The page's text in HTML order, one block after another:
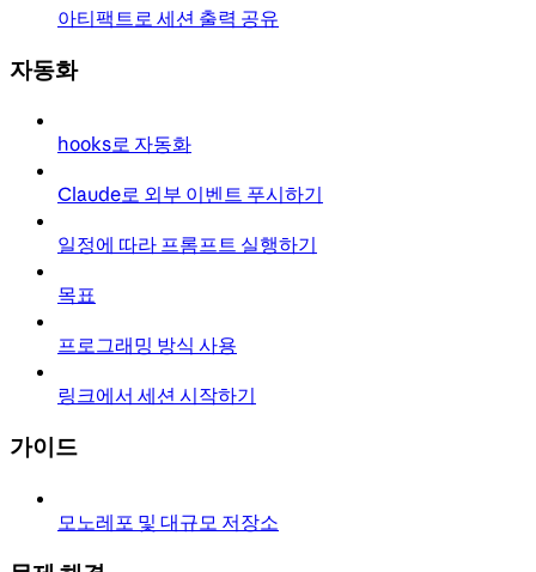
아티팩트로 세션 출력 공유
자동화
hooks로 자동화
Claude로 외부 이벤트 푸시하기
일정에 따라 프롬프트 실행하기
목표
프로그래밍 방식 사용
링크에서 세션 시작하기
가이드
모노레포 및 대규모 저장소